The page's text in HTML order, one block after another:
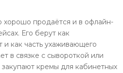
хорошо продаётся и в офлайн-
Его берут как
и как часть ухаживающего
в связке с сывороткой или
кремы для кабинетных